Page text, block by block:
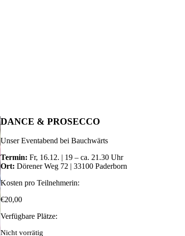
DANCE & PROSECCO
Unser Eventabend bei Bauchwärts
Termin: Fr, 16.12. | 19 – ca. 21.30 Uhr
Ort:Dörener Weg 72 | 33100 Paderborn
Kosten pro Teilnehmerin:
€20,00
Verfügbare Plätze:
Nicht vorrätig